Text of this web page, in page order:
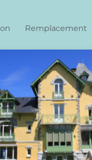
Remplacement